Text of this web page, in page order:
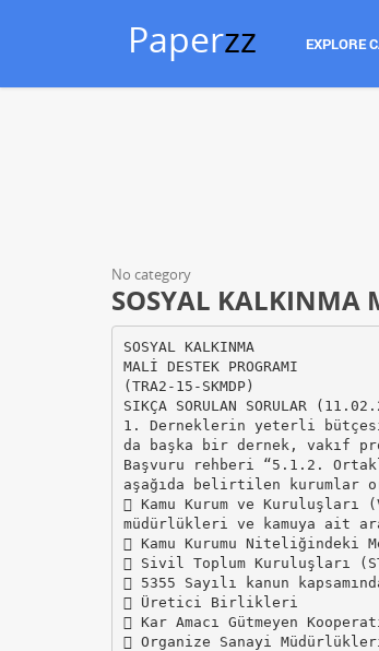
Paperzz EXPLORE
No category
SOSYAL KALKINMA
SOSYAL KALKINMA
MALİ DESTEK PROGRAMI
(TRA2-15-SKMDP)
SIKÇA SORULAN SORULAR
1. Derneklerin yeterli bütçesi
da başka bir dernek, vakıf
Başvuru rehberi “5.1.2.
aşağıda belirtilen
 Kamu Kurum ve
müdürlükleri ve kamuya ait
 Kamu Kurumu Niteliğindeki
 Sivil Toplum Kuruluşları
 5355 Sayılı kanun
 Üretici Birlikleri
 Kar Amacı Gütmeyen
 Organize Sanayi